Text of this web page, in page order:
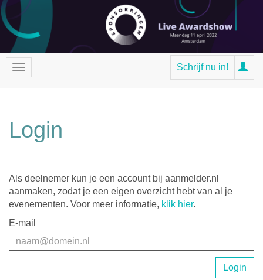
Schrijf nu in!
Login
Als deelnemer kun je een account bij aanmelder.nl
aanmaken, zodat je een eigen overzicht hebt van al je
evenementen. Voor meer informatie, klik hier.
E-mail
Login